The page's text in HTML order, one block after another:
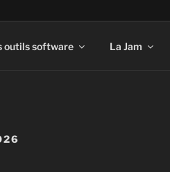
outils software La Jam